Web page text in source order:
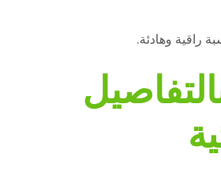
راقية وهادئة.